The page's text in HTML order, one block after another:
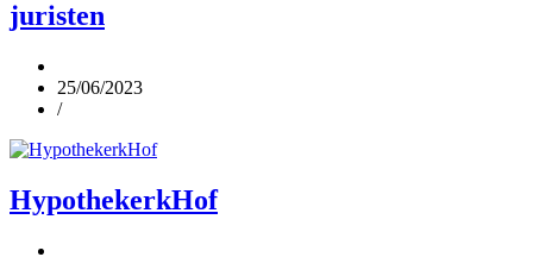
juristen
25/06/2023
/
HypothekerkHof